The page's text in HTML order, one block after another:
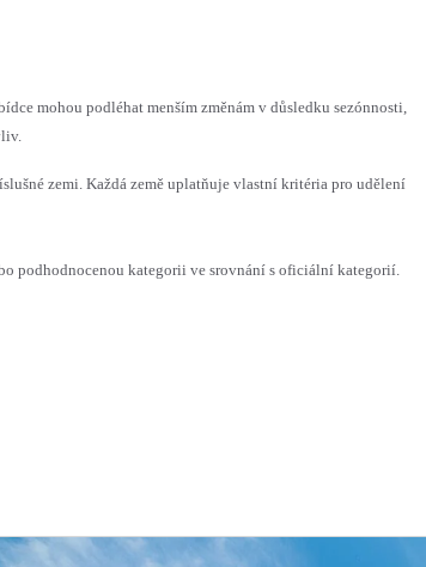
mohou podléhat menším změnám v důsledku sezónnosti,
zemi. Každá země uplatňuje vlastní kritéria pro udělení
podhodnocenou kategorii ve srovnání s oficiální kategorií.